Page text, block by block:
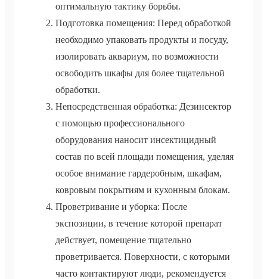
оптимальную тактику борьбы.
Подготовка помещения: Перед обработкой
необходимо упаковать продукты и посуду,
изолировать аквариум, по возможности
освободить шкафы для более тщательной
обработки.
Непосредственная обработка: Дезинсектор
с помощью профессионального
оборудования наносит инсектицидный
состав по всей площади помещения, уделяя
особое внимание гардеробным, шкафам,
ковровым покрытиям и кухонным блокам.
Проветривание и уборка: После
экспозиции, в течение которой препарат
действует, помещение тщательно
проветривается. Поверхности, с которыми
часто контактируют люди, рекомендуется